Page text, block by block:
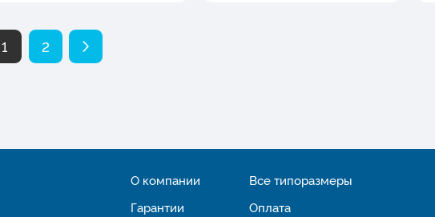
1 2
О компании
Гарантии
Все типоразмеры
Оплата